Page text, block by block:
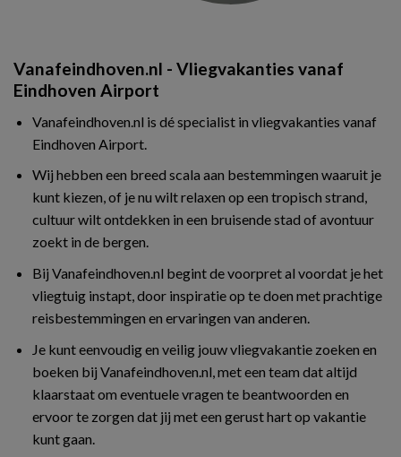
Vanafeindhoven.nl - Vliegvakanties vanaf
Eindhoven Airport
Vanafeindhoven.nl is dé specialist in vliegvakanties vanaf
Eindhoven Airport.
Wij hebben een breed scala aan bestemmingen waaruit je
kunt kiezen, of je nu wilt relaxen op een tropisch strand,
cultuur wilt ontdekken in een bruisende stad of avontuur
zoekt in de bergen.
Bij Vanafeindhoven.nl begint de voorpret al voordat je het
vliegtuig instapt, door inspiratie op te doen met prachtige
reisbestemmingen en ervaringen van anderen.
Je kunt eenvoudig en veilig jouw vliegvakantie zoeken en
boeken bij Vanafeindhoven.nl, met een team dat altijd
klaarstaat om eventuele vragen te beantwoorden en
ervoor te zorgen dat jij met een gerust hart op vakantie
kunt gaan.